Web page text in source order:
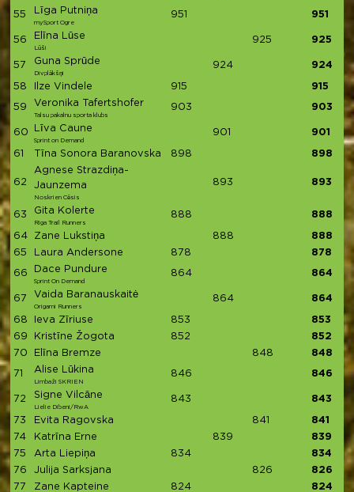
55 Līga Putniņa
mySport Ogre
951 951
56 Elīna Lūse
Lūši
925 925
57 Guna Sprūde
Divplākšņi
924 924
58 Ilze Vindele 915 915
59 Veronika Tafertshofer
Talsu pakalnu sporta klubs
903 903
60 Līva Caune
Sprint on Demand
901 901
61 Tīna Sonora Baranovska 898 898
62
Agnese Strazdiņa-
Jaunzema
Noskrien Cēsis
893 893
63 Gita Kolerte
Riga Trail Runners
888 888
64 Zane Lukstiņa 888
888
65
Laura Andersone 878 878
66 Dace Pundure
Sprint On Demand
864 864
67 Vaida Baranauskaitė
Origami Runners
864 864
68 Ieva Zīriuse 853
853
69
Kristīne Žogota 852
852
70
Elīna Bremze 848 848
71 Alise Lūkina
Limbaži SKRIEN
846 846
72 Signe Vilcāne
Lielie Dibeni/RwA
843 843
73 Evita Ragovska 841
841
74
Katrīna Erne 839
839
75
Arta Liepiņa 834
834
76
Julija Sarksjana 826
826
77
Zane Kapteine 824
824